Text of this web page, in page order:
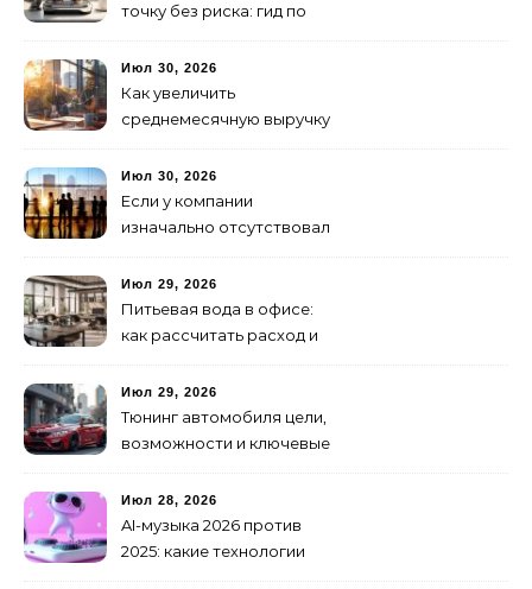
точку без риска: гид по
Июл 30, 2026
Как увеличить
среднемесячную выручку
лишних затрат
Июл 30, 2026
Если у компании
изначально отсутствовал
как не утонуть в хаосе
Июл 29, 2026
Питьевая вода в офисе:
как рассчитать расход и
Июл 29, 2026
Тюнинг автомобиля цели,
возможности и ключевые
транспортных средств
Июл 28, 2026
AI-музыка 2026 против
2025: какие технологии